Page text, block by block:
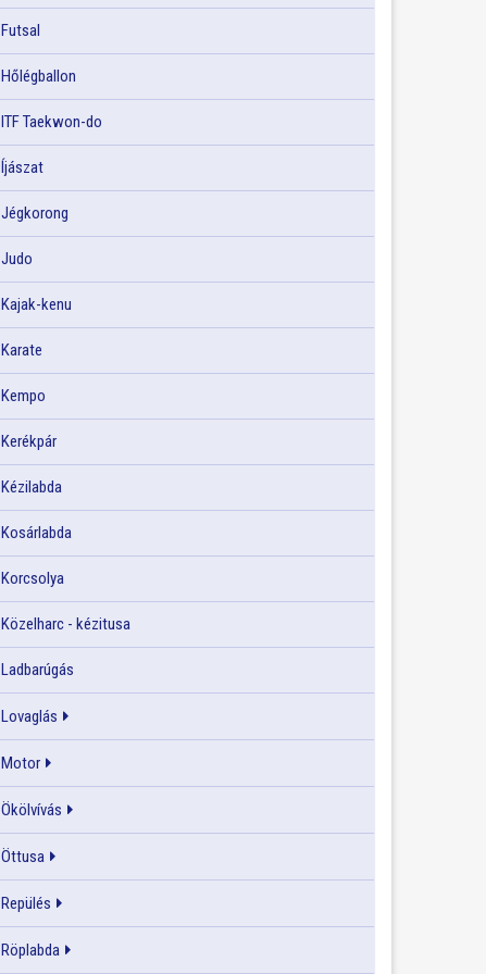
Futsal
Hőlégballon
ITF Taekwon-do
Íjászat
Jégkorong
Judo
Kajak-kenu
Karate
Kempo
Kerékpár
Kézilabda
Kosárlabda
Korcsolya
Közelharc - kézitusa
Ladbarúgás
Lovaglás
Motor
Ökölvívás
Öttusa
Repülés
Röplabda